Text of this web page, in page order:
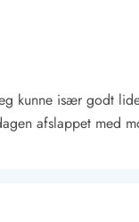
kunne især godt
afslappet med